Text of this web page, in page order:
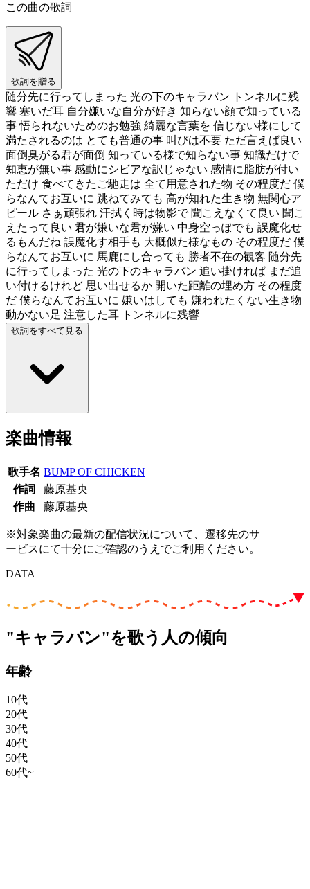
この曲の歌詞
歌詞を贈る
随分先に行ってしまった 光の下のキャラバン トンネルに残
響 塞いだ耳 自分嫌いな自分が好き 知らない顔で知っている
事 悟られないためのお勉強 綺麗な言葉を 信じない様にして
満たされるのは とても普通の事 叫びは不要 ただ言えば良い
面倒臭がる君が面倒 知っている様で知らない事 知識だけで
知恵が無い事 感動にシビアな訳じゃない 感情に脂肪が付い
ただけ 食べてきたご馳走は 全て用意された物 その程度だ 僕
らなんてお互いに 跳ねてみても 高が知れた生き物 無関心ア
ピール さぁ頑張れ 汗拭く時は物影で 聞こえなくて良い 聞こ
えたって良い 君が嫌いな君が嫌い 中身空っぽでも 誤魔化せ
るもんだね 誤魔化す相手も 大概似た様なもの その程度だ 僕
らなんてお互いに 馬鹿にし合っても 勝者不在の観客 随分先
に行ってしまった 光の下のキャラバン 追い掛ければ まだ追
い付けるけれど 思い出せるか 開いた距離の埋め方 その程度
だ 僕らなんてお互いに 嫌いはしても 嫌われたくない生き物
動かない足 注意した耳 トンネルに残響
歌詞をすべて見る
楽曲情報
歌手名 BUMP OF CHICKEN
作詞
藤原基央
作曲
藤原基央
※対象楽曲の最新の配信状況について、遷移先のサ
ービスにて十分にご確認のうえでご利用ください。
DATA
"キャラバン"を歌う人の傾向
年齢
10代
20代
30代
40代
50代
60代~